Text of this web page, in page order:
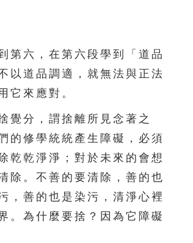
121 122 123 124 125
131 132 133 134 135
136 137 138 139 140
141 142 143 144 145
146 147 148 149 150
六，在第六段學到「道品
以道品調適，就無法與正法
它來應對。
分，謂捨離所見念著之
的修學統統產生障礙，必須
乾乾淨淨；對於未來的會想
除。不善的要清除，善的也
，善的也是染污，清淨心裡
。為什麼要捨？因為它障礙